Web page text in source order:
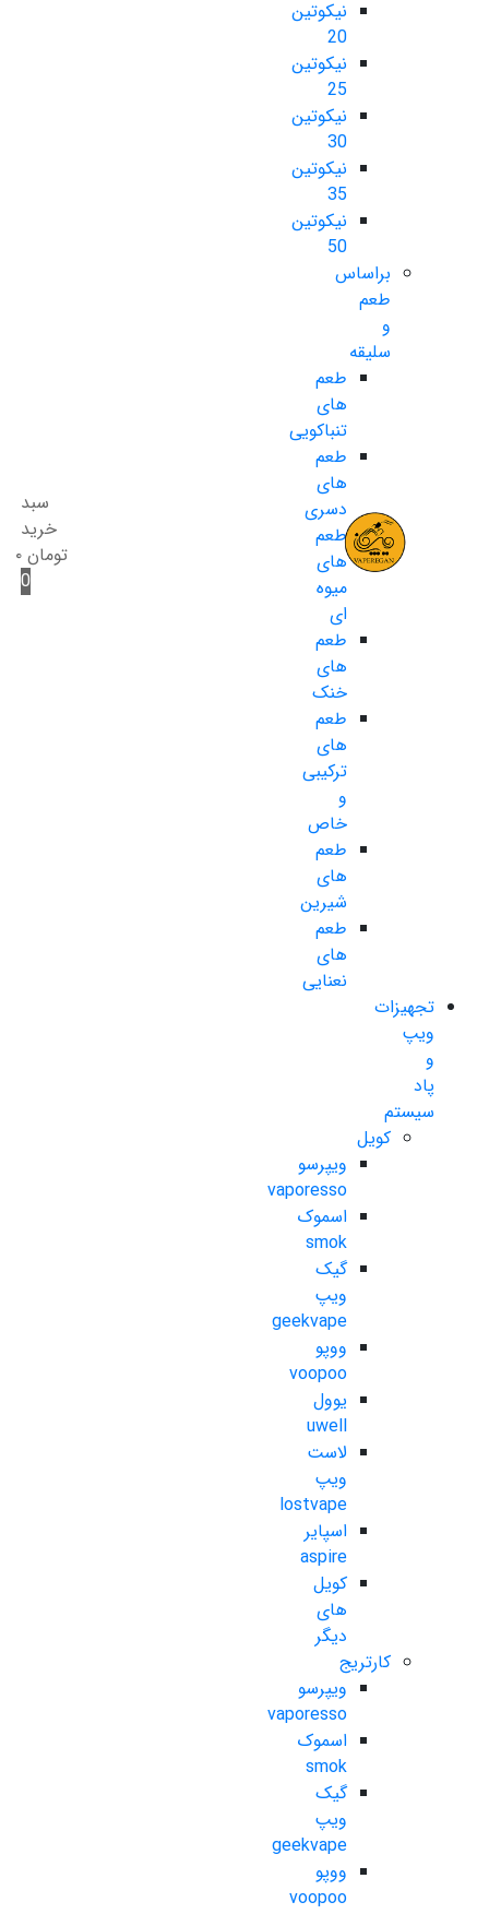
نیکوتین
20
نیکوتین
25
نیکوتین
30
نیکوتین
35
نیکوتین
50
براساس
طعم
و
سلیقه
طعم
های
تنباکویی
طعم
های
دسری
طعم
های
میوه
ای
طعم
های
خنک
طعم
های
ترکیبی
و
خاص
طعم
های
شیرین
طعم
های
نعنایی
تجهیزات
ویپ
و
پاد
سیستم
کویل
ویپرسو
vaporesso
اسموک
smok
گیک
ویپ
geekvape
ووپو
voopoo
یوول
uwell
لاست
ویپ
lostvape
اسپایر
aspire
کویل
های
دیگر
کارتریج
ویپرسو
vaporesso
اسموک
smok
گیک
ویپ
geekvape
ووپو
voopoo
سبد
خرید
تومان ۰
0